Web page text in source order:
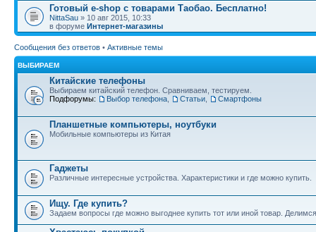
Готовый e-shop с товарами Таобао. Бесплатно!
NittaSau » 10 авг 2015, 10:33
в форуме Интернет-магазины
Сообщения без ответов • Активные темы
ВЫБИРАЕМ
Китайские телефоны
Выбираем китайский телефон. Сравниваем, тестируем.
Подфорумы:
Выбор телефона Статьи Смартфоны
Планшетные компьютеры, ноутбуки
Мобильные компьютеры из Китая
Гаджеты
Различные интересные устройства. Характеристики и где можно купить.
Ищу. Где купить?
Задаем вопросы где можно выгоднее купить тот или иной товар.